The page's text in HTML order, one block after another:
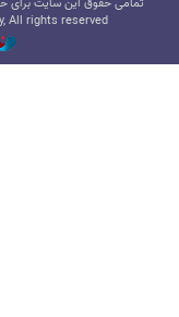
All rights reserved